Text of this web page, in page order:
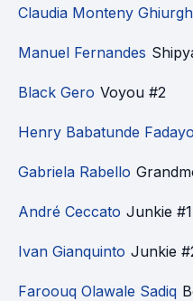
Claudia Monteny
Manuel Fernandes
Black Gero Voyou #2
Henry Babatunde
Gabriela Rabello
André Ceccato Junkie #1
Ivan Gianquinto Junkie
Faroouq Olawale Sadiq